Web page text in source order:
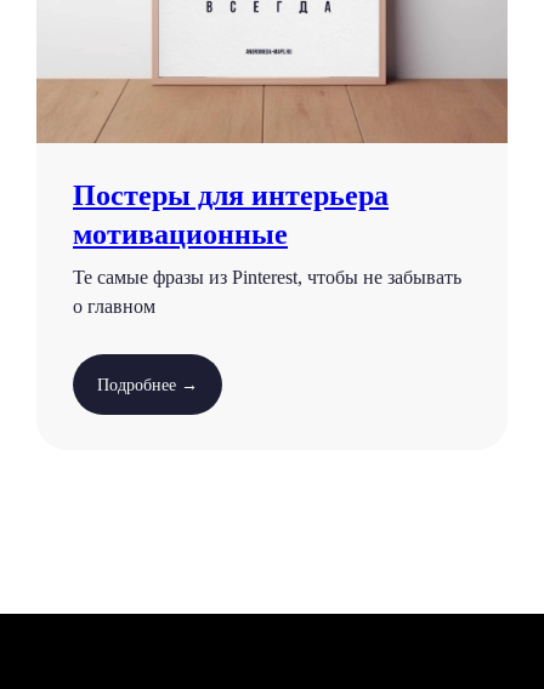
Постеры для интерьера
мотивационные
Те самые фразы из Pinterest, чтобы не забывать
о главном
Подробнее →